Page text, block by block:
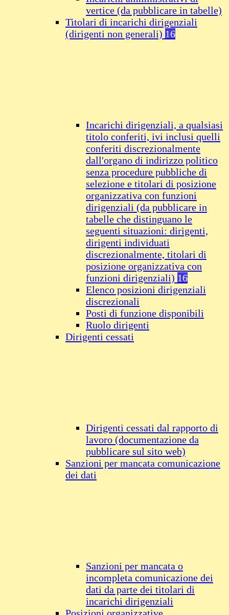
vertice (da pubblicare in tabelle)
Titolari di incarichi dirigenziali
(dirigenti non generali) 16
Incarichi dirigenziali, a qualsiasi
titolo conferiti, ivi inclusi quelli
conferiti discrezionalmente
dall'organo di indirizzo politico
senza procedure pubbliche di
selezione e titolari di posizione
organizzativa con funzioni
dirigenziali (da pubblicare in
tabelle che distinguano le
seguenti situazioni: dirigenti,
dirigenti individuati
discrezionalmente, titolari di
posizione organizzativa con
funzioni dirigenziali) 16
Elenco posizioni dirigenziali
discrezionali
Posti di funzione disponibili
Ruolo dirigenti
Dirigenti cessati
Dirigenti cessati dal rapporto di
lavoro (documentazione da
pubblicare sul sito web)
Sanzioni per mancata comunicazione
dei dati
Sanzioni per mancata o
incompleta comunicazione dei
dati da parte dei titolari di
incarichi dirigenziali
Posizioni organizzative